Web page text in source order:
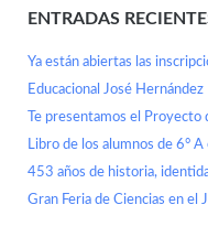
ENTRADAS
Ya están abiertas las
Educacional José Hernández
Te presentamos el
Libro de los alumnos de 6° A
453 años de historia,
Gran Feria de Ciencias en el